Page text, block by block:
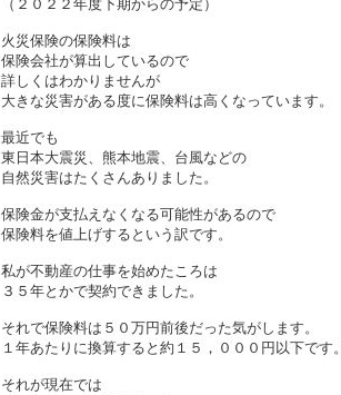
（２０２２年度下期からの予定）
火災保険の保険料は
保険会社が算出しているので
詳しくはわかりませんが
大きな災害がある度に保険料は高くなっています。
最近でも
東日本大震災、熊本地震、台風などの
自然災害はたくさんありました。
保険金が支払えなくなる可能性があるので
保険料を値上げするという訳です。
私が不動産の仕事を始めたころは
３５年とかで契約できました。
それで保険料は５０万円前後だった気がします。
１年あたりに換算すると約１５，０００円以下です。
それが現在では